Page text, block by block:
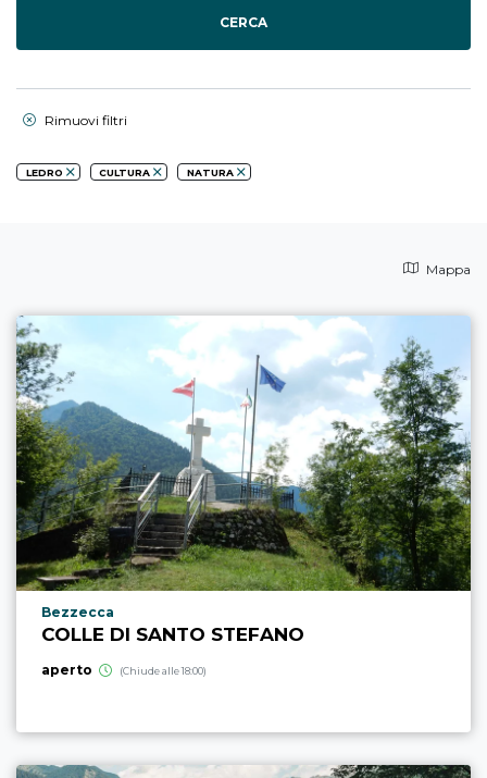
CERCA
Rimuovi filtri
LEDRO CULTURA NATURA
Mappa
Località punto di interesse
Bezzecca
COLLE DI SANTO STEFANO
aperto (Chiude alle 18:00)